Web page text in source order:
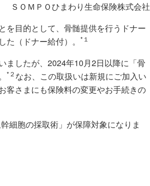
ＨＬアドバイザー代理店のご紹介
ＳＯＭＰＯひまわり生命保険株式会社
を目的として、骨髄提供を行うドナー
（ドナー給付）。
*１
ましたが、2024年10月2日以降に「骨
*２ なお、この取扱いは新規にご加入い
客さまにも保険料の変更やお手続きの
細胞の採取術」が保障対象になりま